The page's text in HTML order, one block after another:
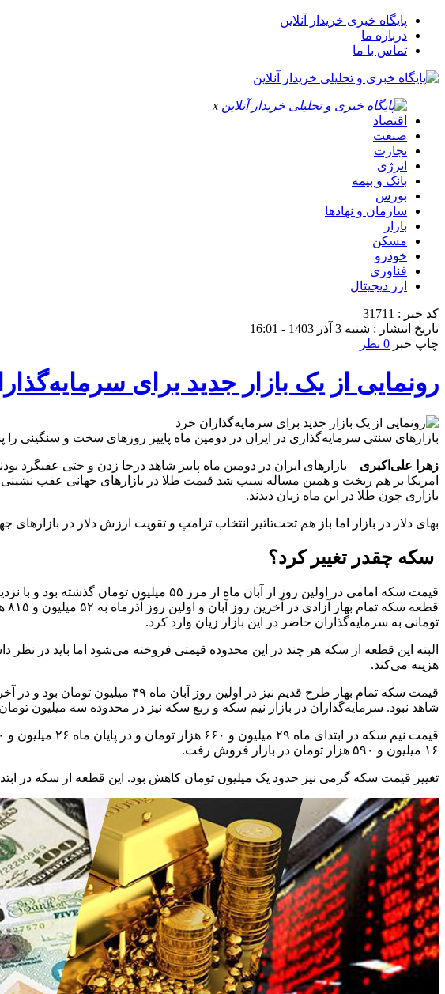
پایگاه خبری خریدار آنلاین
درباره ما
تماس با ما
x
اقتصاد
صنعت
تجارت
انرژی
بانک و بیمه
بورس
سازمان و نهادها
بازار
مسکن
خودرو
فناوری
ارز دیجیتال
کد خبر : 31711
تاریخ انتشار : شنبه 3 آذر 1403 - 16:01
چاپ خبر 0 نظر
رونمایی از یک بازار جدید برای
بازارهای سنتی سرمایه‌گذاری در ایران در دومین ماه پاییز روزهای سخت و سنگینی
زهرا علی‌اکبری– بازارهای ایران در دومین ماه پاییز شاهد درجا زدن و حتی عقبگرد
امریکا بر هم ریخت و همین مساله سبب شد قیمت طلا در بازارهای جهانی عقب نشینی
بازاری چون طلا در این ماه زیان دیدند.
بهای دلار در بازار اما باز هم تحت‌تاثیر انتخاب ترامپ و تقویت ارزش دلار در بازارهای
سکه چقدر تغییر کرد؟
تومانی به سرمایه‌گذاران حاضر در این بازار زیان وارد کرد.
البته این قطعه از سکه هر چند در این محدوده قیمتی فروخته می‌شود اما باید در
هزینه می‌کند.
شاهد نبود. سرمایه‌گذاران در بازار نیم سکه و ربع سکه نیز در محدوده سه میلیون
۱۶ میلیون و ۵۹۰ هزار تومان در بازار فروش رفت.
تغییر قیمت سکه گرمی نیز حدود یک میلیون تومان کاهش بود. این قطعه از سکه در ابتدای آبان ۸ میلیون و ۸۲۰ هزار تومان فروخته شد و در پایان آبان قیمت فروش ان به ۷ میلیون و ۸۲۰